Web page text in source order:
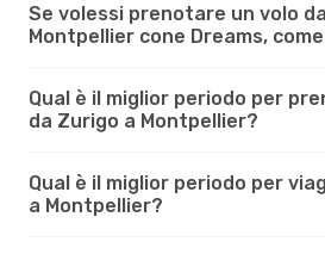
Se volessi prenotare un volo
Montpellier cone Dreams,
Qual è il miglior periodo per
da Zurigo a Montpellier?
Qual è il miglior periodo per
a Montpellier?